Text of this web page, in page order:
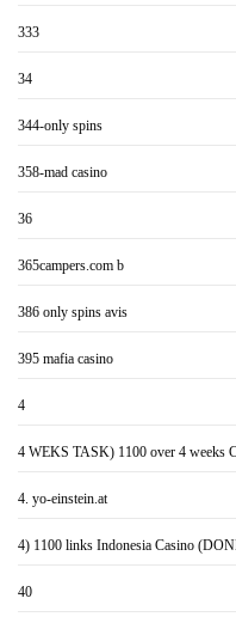
333
34
344-only spins
358-mad casino
36
365campers.com b
386 only spins avis
395 mafia casino
4
4 WEKS TASK) 1100 over 4 weeks
4. yo-einstein.at
4) 1100 links Indonesia Casino
40